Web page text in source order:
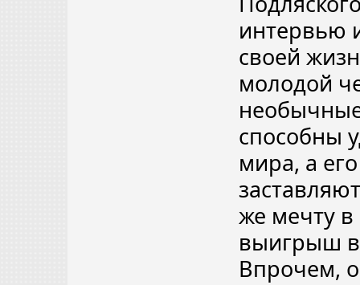
интервью
своей
молодой
способны
мира, а
же мечту
выигрыш в
Впрочем,